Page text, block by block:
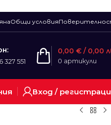
Общи условия
327 551 0 артикули
0,00 € / 0,00
Вход /